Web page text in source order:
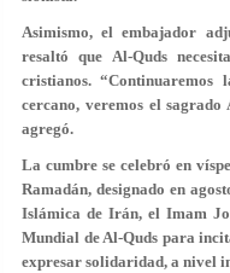
Asimismo, el embajador
resaltó queAl-Quds
cristianos. “Continuaremos
cercano, veremos el
agregó.
La cumbre se celebró en
Ramadán, designado en
Islámica de Irán, el Imam
Mundial de Al-Quds para
expresar solidaridad, a nivel